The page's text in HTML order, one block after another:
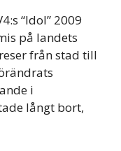
“Idol” 2009
på landets
från stad till
i
långt bort,